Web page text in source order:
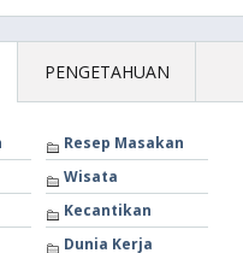
PENGETAHUAN
Resep Masakan
Wisata
Kecantikan
Dunia Kerja